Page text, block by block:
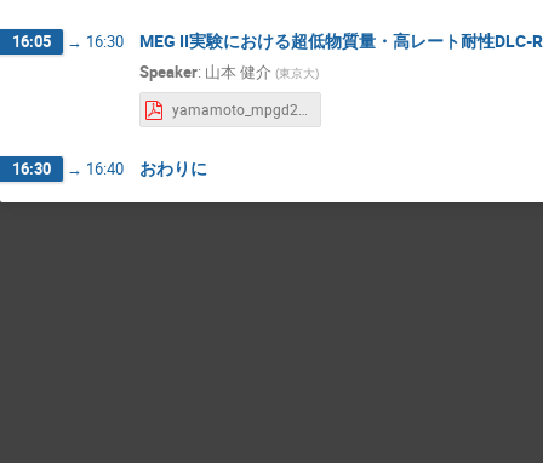
16:05 → 16:30 MEG II実験における超低物質量・高レート耐性DLC-
Speaker: 山本 健介 (東京大)
yamamoto_mpgd2022.pdf
16:30 → 16:40 おわりに